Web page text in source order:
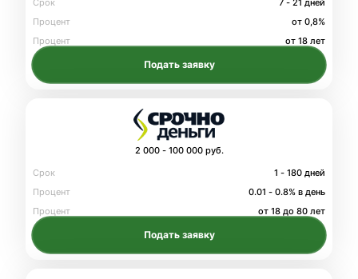
Срок
7 - 21 дней
Процент
от 0,8%
Процент
от 18 лет
Подать заявку
2 000 - 100 000 руб.
Срок
1 - 180 дней
Процент
0.01 - 0.8% в день
Процент
от 18 до 80 лет
Подать заявку